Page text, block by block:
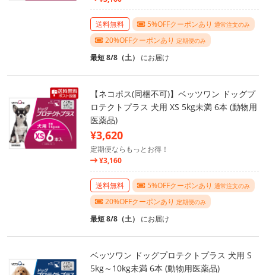
送料無料 5%OFFクーポンあり 通常注文のみ
20%OFFクーポンあり 定期便のみ
最短 8/8（土） にお届け
【ネコポス(同梱不可)】ベッツワン ドッグプ
ロテクトプラス 犬用 XS 5kg未満 6本 (動物用
医薬品)
¥3,620
定期便ならもっとお得！
¥3,160
送料無料 5%OFFクーポンあり 通常注文のみ
20%OFFクーポンあり 定期便のみ
最短 8/8（土） にお届け
ベッツワン ドッグプロテクトプラス 犬用 S
5kg～10kg未満 6本 (動物用医薬品)